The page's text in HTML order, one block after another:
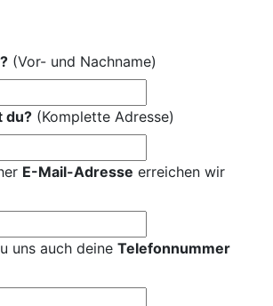
(Vor- und Nachname)
du? (Komplette Adresse)
E-Mail-Adresse erreichen wir
uns auch deine Telefonnummer